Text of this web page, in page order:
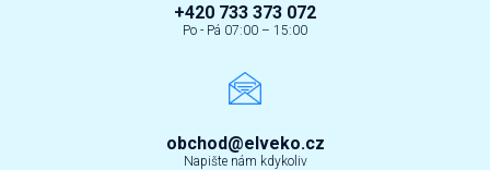
+420 733 373 072
Po - Pá 07:00 – 15:00
obchod@elveko.cz
Napište nám kdykoliv